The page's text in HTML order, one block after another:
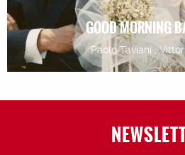
GOOD MORNING
Paolo Taviani ,